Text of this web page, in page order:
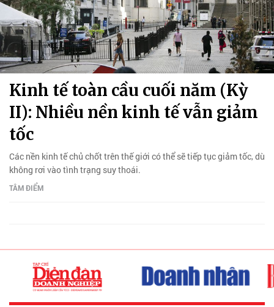
Kinh tế toàn cầu cuối năm (Kỳ
II): Nhiều nền kinh tế vẫn giảm
tốc
Các nền kinh tế chủ chốt trên thế giới có thể sẽ tiếp tục giảm tốc, dù
không rơi vào tình trạng suy thoái.
TÂM ĐIỂM